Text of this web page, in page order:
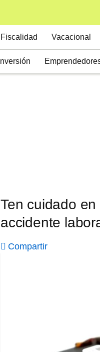
Inversión
Fiscalidad Vacacional
Ten cuidado
accidente
Compartir